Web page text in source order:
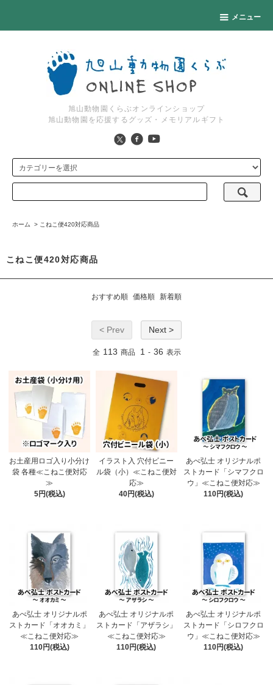
メニュー
旭山動物園くらぶオンラインショップ
旭山動物園を応援するグッズ・メモリアルギフト
ホーム > こねこ便420対応商品
こねこ便420対応商品
おすすめ順 価格順 新着順
< Prev Next >
全 113 商品 1 - 36 表示
お土産用ロゴ入り小分け
袋 各種≪こねこ便対応
≫
5円(税込)
イラスト入 穴付ビニー
ル袋（小）≪こねこ便対
応≫
40円(税込)
あべ弘士 オリジナルポ
ストカード「シマフクロ
ウ」≪こねこ便対応≫
110円(税込)
あべ弘士 オリジナルポ
ストカード「オオカミ」
≪こねこ便対応≫
110円(税込)
あべ弘士 オリジナルポ
ストカード「アザラシ」
≪こねこ便対応≫
110円(税込)
あべ弘士 オリジナルポ
ストカード「シロフクロ
ウ」≪こねこ便対応≫
110円(税込)